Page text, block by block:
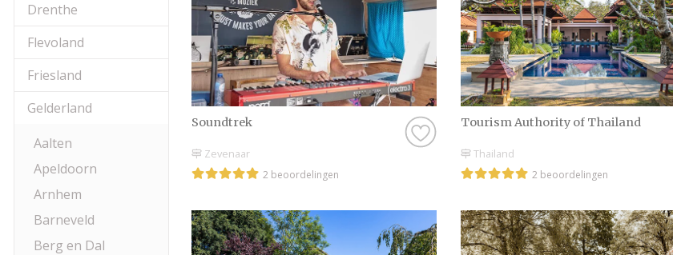
Drenthe
Flevoland
Friesland
Gelderland
Aalten
Apeldoorn
Arnhem
Barneveld
Berg en Dal
Soundtrek
Zevenaar
2 beoordelingen
Tourism Authority of Thailand
Thailand
2 beoordelingen